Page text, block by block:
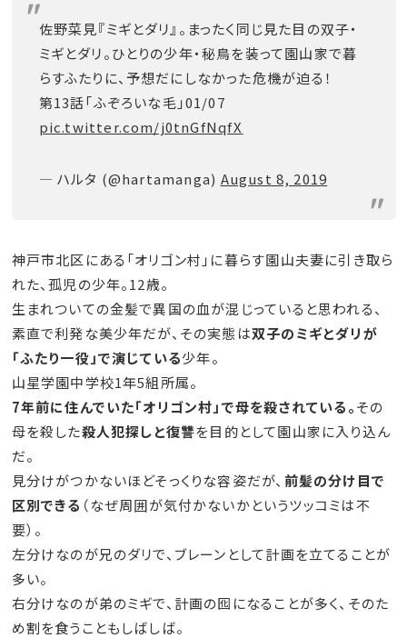
佐野菜見『ミギとダリ』。まったく同じ見た目の双子・
ミギとダリ。ひとりの少年・秘鳥を装って園山家で暮
らすふたりに、予想だにしなかった危機が迫る！
第13話「ふぞろいな毛」01/07
pic.twitter.com/j0tnGfNqfX
— ハルタ (@hartamanga) August 8, 2019
神戸市北区にある「オリゴン村」に暮らす園山夫妻に引き取ら
れた、孤児の少年。12歳。
生まれついての金髪で異国の血が混じっていると思われる、
素直で利発な美少年だが、その実態は双子のミギとダリが
「ふたり一役」で演じている少年。
山星学園中学校1年5組所属。
7年前に住んでいた「オリゴン村」で母を殺されている。その
母を殺した殺人犯探しと復讐を目的として園山家に入り込ん
だ。
見分けがつかないほどそっくりな容姿だが、 前髪の分け目で
区別できる （なぜ周囲が気付かないかというツッコミは不
要）。
左分けなのが兄のダリで、ブレーンとして計画を立てることが
多い。
右分けなのが弟のミギで、計画の囮になることが多く、そのた
め割を食うこともしばしば。